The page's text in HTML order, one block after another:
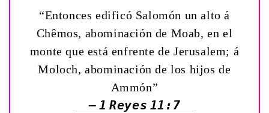
“Entonces edificó Salomón un alto á
Chêmos, abominación de Moab, en el
monte que está enfrente de Jerusalem; á
Moloch, abominación de los hijos de
Ammón”
— 1 Reyes 11:7